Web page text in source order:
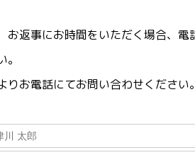
お返事にお時間をいただく場合、電
りお電話にてお問い合わせください。